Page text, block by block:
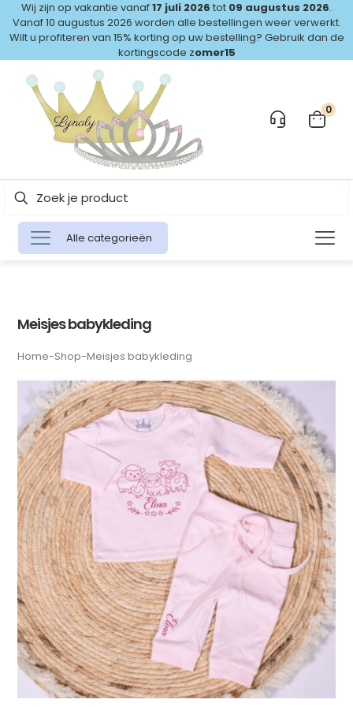
Wij zijn op vakantie vanaf17 juli 2026 tot 09 augustus 2026.
Vanaf 10 augustus 2026 worden alle bestellingen weer verwerkt.
Wilt u profiteren van 15% korting op uw bestelling? Gebruik dan de
kortingscode zomer15
0
Alle categorieën
Meisjes babykleding
Home-Shop-Meisjes babykleding